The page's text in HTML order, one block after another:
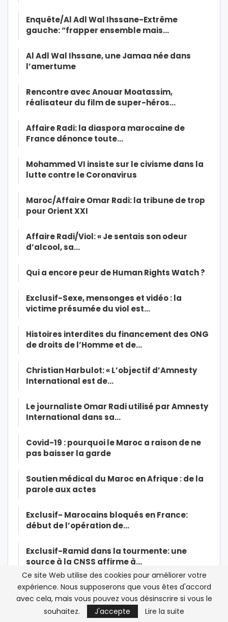
Enquête/Al Adl Wal Ihssane-Extrême
gauche: “frapper ensemble mais…
Al Adl Wal Ihssane, une Jamaa née dans
l’amertume
Rencontre avec Anouar Moatassim,
réalisateur du film de super-héros…
Affaire Radi: la diaspora marocaine de
France dénonce toute…
Mohammed VI insiste sur le civisme dans la
lutte contre le Coronavirus
Maroc/Affaire Omar Radi: la tribune de trop
pour Orient XXI
Affaire Radi/Viol: « Je sentais son odeur
d’alcool, sa…
Qui a encore peur de Human Rights Watch ?
Exclusif-Sexe, mensonges et vidéo : la
victime présumée du viol est…
Histoires interdites du financement des ONG
de droits de l’Homme et de…
Christian Harbulot: « L’objectif d’Amnesty
International est de…
Le journaliste Omar Radi utilisé par Amnesty
International dans sa…
Covid-19 : pourquoi le Maroc a raison de ne
pas baisser la garde
Soutien médical du Maroc en Afrique : de la
parole aux actes
Exclusif- Marocains bloqués en France:
début de l’opération de…
Exclusif-Ramid dans la tourmente: une
source à la CNSS affirme à…
Le roi Mohammed VI opéré du coeur « avec
succès »
Ce site Web utilise des cookies pour améliorer votre
expérience. Nous supposerons que vous êtes d'accord
avec cela, mais vous pouvez vous désinscrire si vous le
souhaitez.
J'accepte Lire la suite